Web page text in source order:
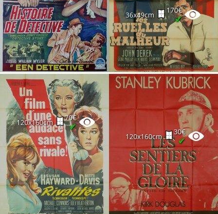
36x49cm
170€
✔
120x160cm
70€
✔
120x160cm
30€
✔